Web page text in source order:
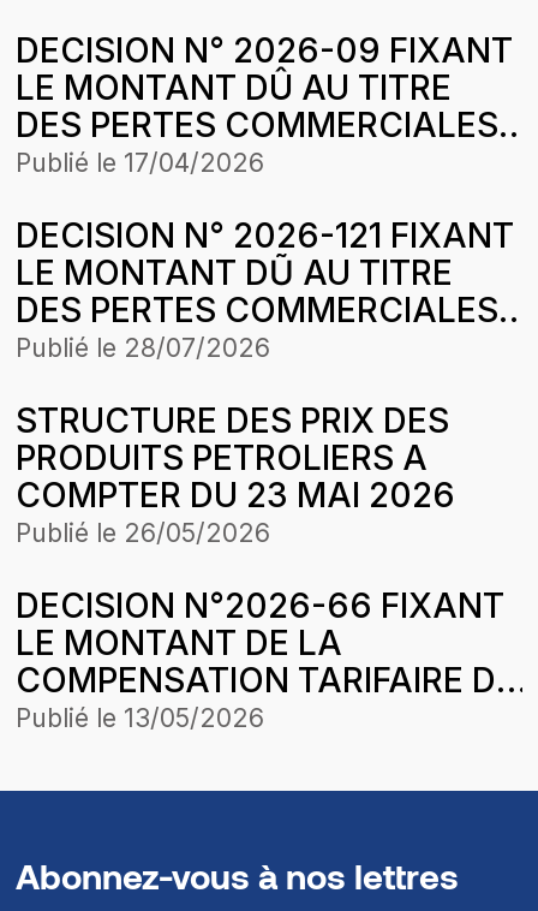
(SAR) SUITE AUX CESSIONS
DE GAZ BUTANE SUR LA
PERIODE D’APPLICATION DE
LA STRUCTURE DES PRIX DU
DECISION N° 2026-09 FIXANT
LE MONTANT DÛ AU TITRE
DES PERTES COMMERCIALES
SUBIES PAR LA SOCIETE
(SAR) SUR DES CESSIONS DE
GAZ BUTANE POUR LA
PERIODE D’APPLICATION DE
LA STRUCTURE DES PRIX DU
Publié le 17/04/2026
DECISION N° 2026-121 FIXANT
LE MONTANT DŨ AU TITRE
DES PERTES COMMERCIALES
SUBIES PAR LA SOCIETE
DES CESSIONS DE GASOIL
POUR LA PERIODE
D’APPLICATION DE LA
STRUCTURE DES PRIX DU 28
Publié le 28/07/2026
STRUCTURE DES PRIX DES
PRODUITS PETROLIERS A
COMPTER DU 23 MAI 2026
Publié le 26/05/2026
DECISION N°2026-66 FIXANT
LE MONTANT DE LA
COMPENSATION TARIFAIRE DU
MOIS DE MARS 2026 DE
CONCESSION LOUGA-
CADRE DE L’HARMONISATION
Publié le 13/05/2026
Abonnez-vous à nos lettres